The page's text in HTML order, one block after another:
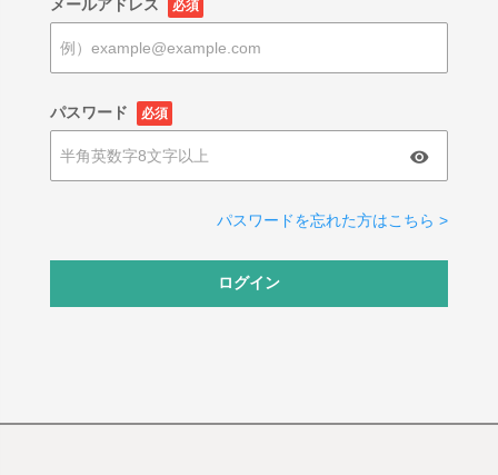
メールアドレス 必須
パスワード 必須
パスワードを忘れた方はこちら >
ログイン